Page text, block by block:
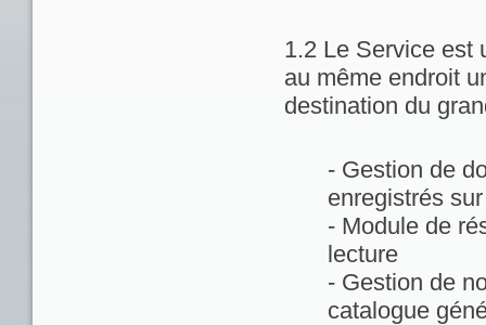
1.2 Le Service est
au même endroit
destination du
- Gestion de
enregistrés
- Module de
lecture
- Gestion de
catalogue